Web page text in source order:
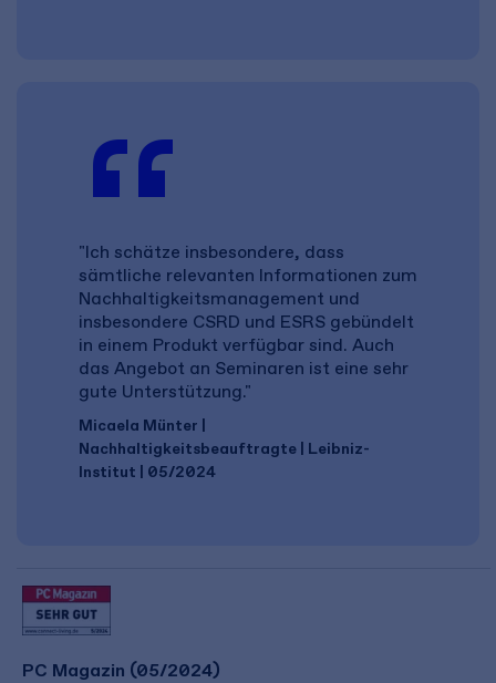
"Ich schätze insbesondere, dass
sämtliche relevanten Informationen zum
Nachhaltigkeitsmanagement und
insbesondere CSRD und ESRS gebündelt
in einem Produkt verfügbar sind. Auch
das Angebot an Seminaren ist eine sehr
gute Unterstützung."
Micaela Münter |
Nachhaltigkeitsbeauftragte | Leibniz-
Institut | 05/2024
PC Magazin (05/2024)